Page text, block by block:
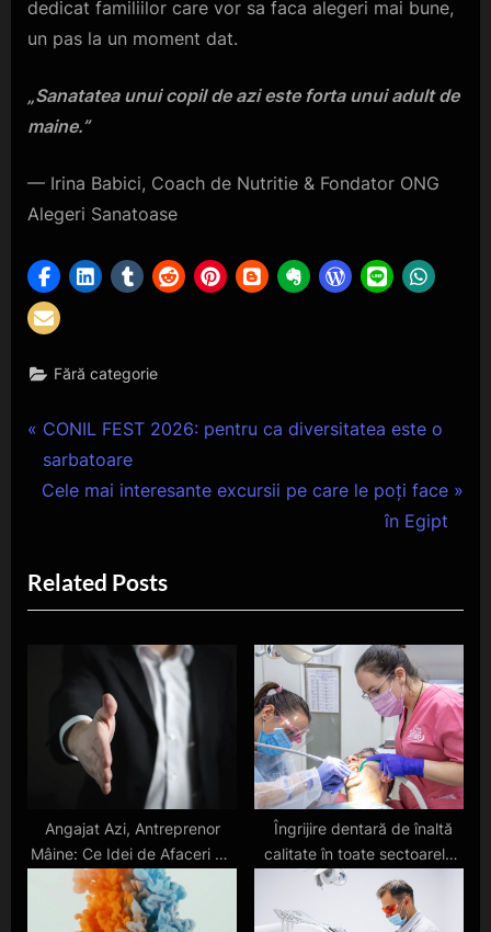
dedicat familiilor care vor sa faca alegeri mai bune,
un pas la un moment dat.
„Sanatatea unui copil de azi este forta unui adult de
maine.”
— Irina Babici, Coach de Nutritie & Fondator ONG
Alegeri Sanatoase
Fără categorie
Navigare
în
P
r
e
o
u
CONIL FEST 2026: pentru ca diversitatea este o
sarbatoare
N
t
P
Cele mai interesante excursii pe care le poți face
în Egipt
Related Posts
Angajat Azi, Antreprenor
Mâine: Ce Idei de Afaceri Să
Explorezi în 2025
Îngrijire dentară de înaltă
calitate în toate sectoarele
Bucureștiului, la Cris Smile
Studio